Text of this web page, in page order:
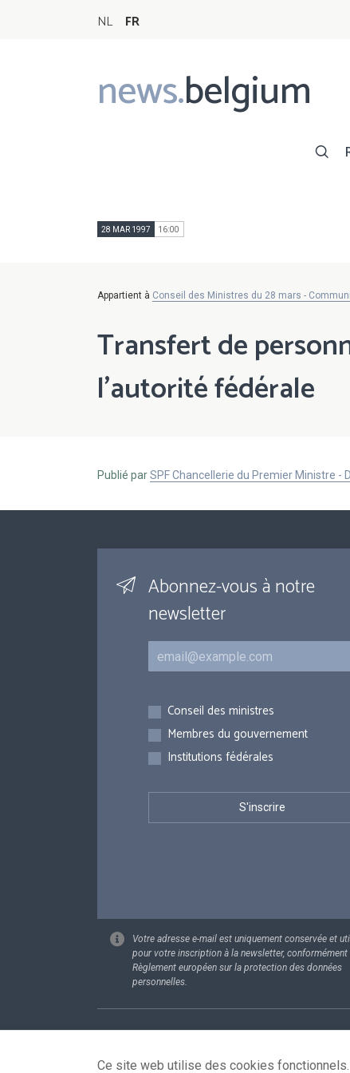
NL FR
news.belgium
Main
navigation
28 MAR 1997 16:00
Appartient à Conseil des Ministres du 28 mars -
Transfert de
l'autorité fédérale
Publié parSPF Chancellerie du Premier Ministre
Abonnez-vous à notre
newsletter
Courriel
Inscriptions
Conseil des ministres
Membres du gouvernement
Institutions fédérales
Votre adresse e-mail est uniquement conservée et
pour votre inscription à la newsletter, conformément
Règlement européen sur la protection des données
personnelles.
Ce site web utilise des cookies